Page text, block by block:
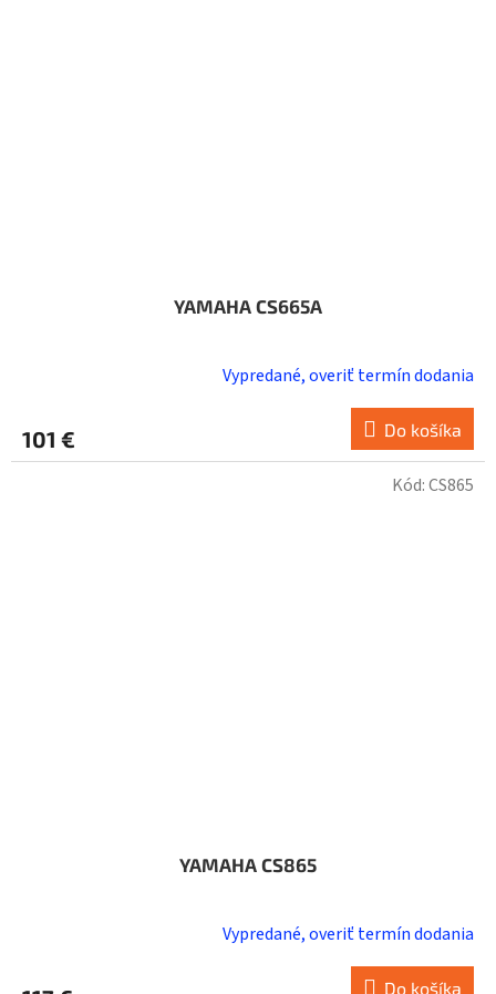
YAMAHA CS665A
Vypredané, overiť termín dodania
101 € Do košíka
YAMAHA CS865
Vypredané, overiť termín dodania
Do košíka
Kód:CS865